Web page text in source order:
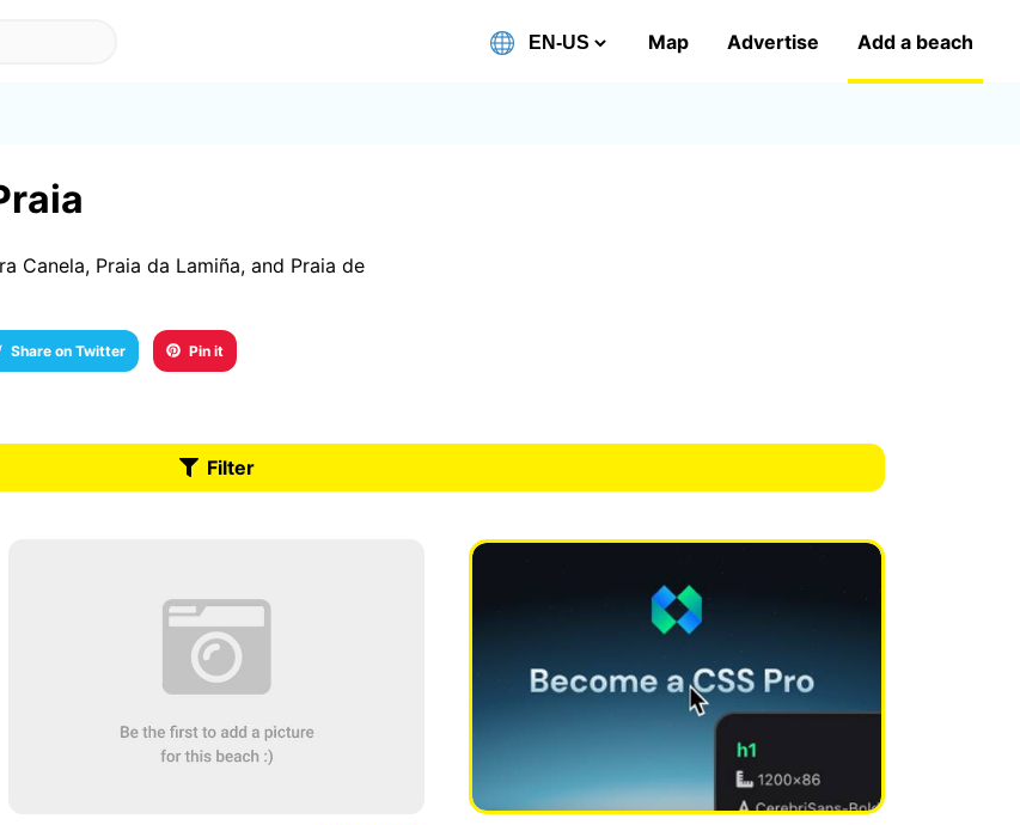
Map Advertise Add a beach
Canela, Praia da Lamiña, and Praia de
Share on Twitter Pin it
Filter